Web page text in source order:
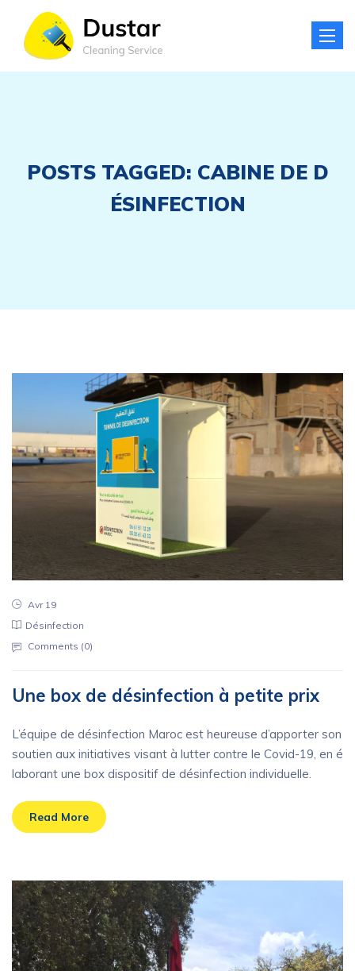
Toggle
POSTS TAGGED: CABINE DE D
ÉSINFECTION
Avr 19
Désinfection
Comments (0)
Une box de désinfection à petite prix
L’équipe de désinfection Maroc est heureuse d’apporter son
soutien aux initiatives visant à lutter contre le Covid-19, en é
laborant une box dispositif de désinfection individuelle.
Read More